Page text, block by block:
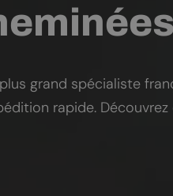
grand spécialiste
rapide.